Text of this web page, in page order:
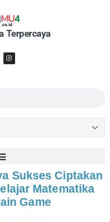
Terpercaya
Sukses Ciptakan
Matematika
Game